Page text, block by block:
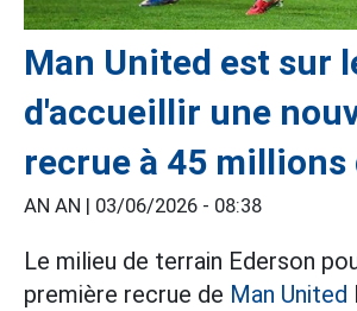
Man United est sur
d'accueillir une
recrue à 45 millions
AN AN | 03/06/2026 - 08:38
Le milieu de terrain Ederson
première recrue de Man United